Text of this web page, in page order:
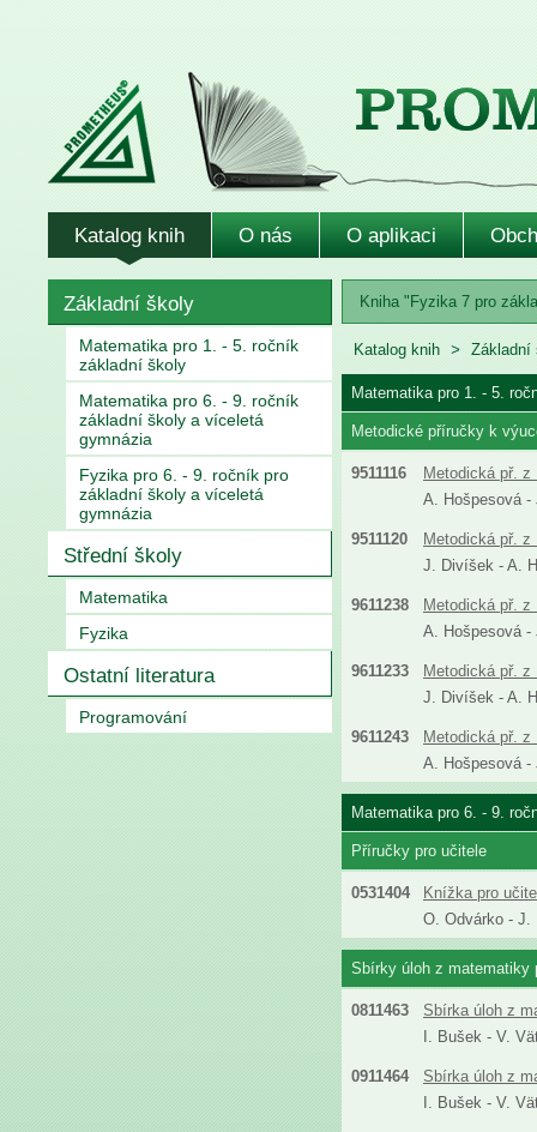
Katalog knih O nás O aplikaci
Základní školy
Matematika pro 1. - 5. ročník
základní školy
Matematika pro 6. - 9. ročník
základní školy a víceletá
gymnázia
Fyzika pro 6. - 9. ročník pro
základní školy a víceletá
gymnázia
Střední školy
Matematika
Fyzika
Ostatní literatura
Programování
Kniha "Fyzika 7 pro
Katalog knih Základní
Matematika pro 1. - 5.
Metodické příručky k
9511116
Metodická př.
A. Hošpesová
9511120
Metodická př.
J. Divíšek - A.
9611238
Metodická př.
A. Hošpesová
9611233
Metodická př.
J. Divíšek - A.
9611243
Metodická př.
A. Hošpesová
Matematika pro 6. - 9.
Příručky pro učitele
0531404
Knížka pro
O. Odvárko - J.
Sbírky úloh z matematiky
0811463
Sbírka úloh z
I. Bušek - V.
0911464
Sbírka úloh z
I. Bušek - V.